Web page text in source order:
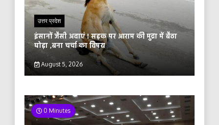
उत्तर प्रदेश
इंसानों जैसी अदाएं ! सड़क पर आराम की मुद्रा में बैठा
घोड़ा ,बना चर्चा का विषय
August 5, 2026
0 Minutes